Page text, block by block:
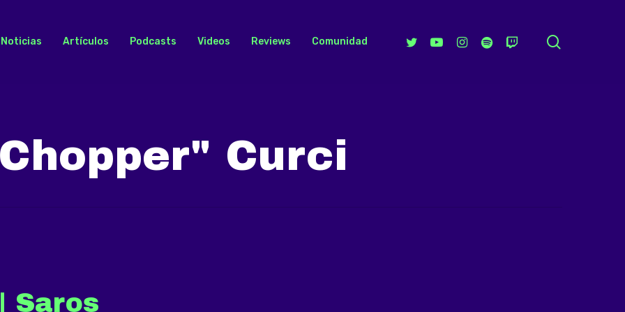
Noticias Artículos Podcasts Videos Reviews Comunidad TwitterYoutubeInstagramSpotifyTwitch
Curci
Saros